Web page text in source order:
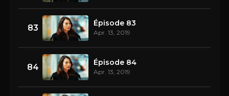
83 Épisode 83
Apr. 13, 2019
84 Épisode 84
Apr. 13, 2019